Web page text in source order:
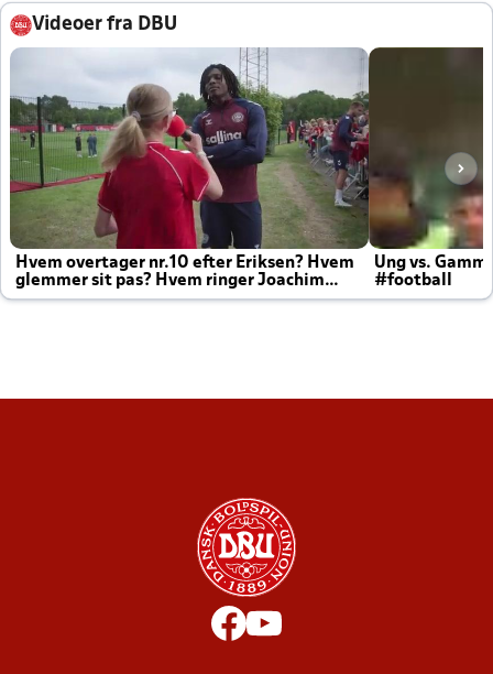
Videoer fra DBU
Hvem overtager nr.10 efter Eriksen? Hvem
glemmer sit pas? Hvem ringer Joachim
altid til efter kampe?
Ung vs.
#football